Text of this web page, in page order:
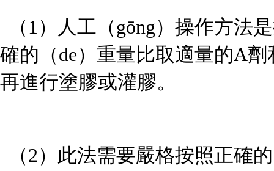
（1） 人工（gōng） 操作方法
確的（de）重量比取適量的A
再進行塗膠或灌膠。
（2） 此法需要嚴格按照正確